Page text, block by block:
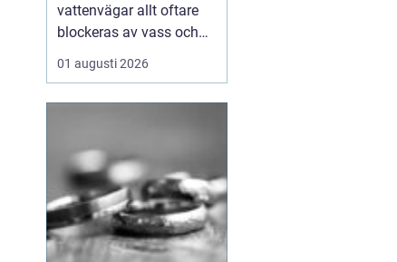
vattenvägar allt oftare
blockeras av vass och
andra vattenväxter, ökar
också behovet av
praktiska lösningarna är
vass...
01 augusti 2026